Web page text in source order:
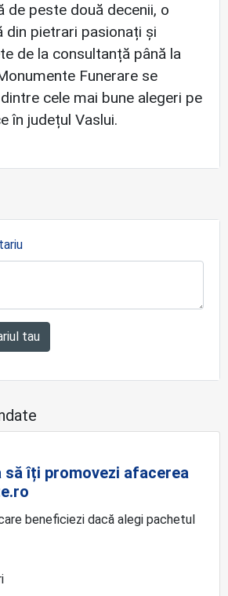
de peste două decenii, o
din pietrari pasionați și
de la consultanță până la
Funerare se
cele mai bune alegeri pe
în județul Vaslui.
tau
să îți promovezi afacerea
beneficiezi dacă alegi pachetul